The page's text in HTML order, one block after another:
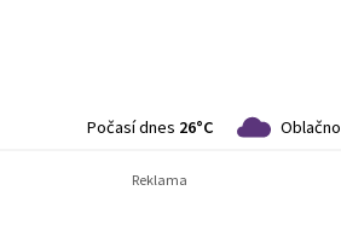
Počasí dnes 26°C Oblačno